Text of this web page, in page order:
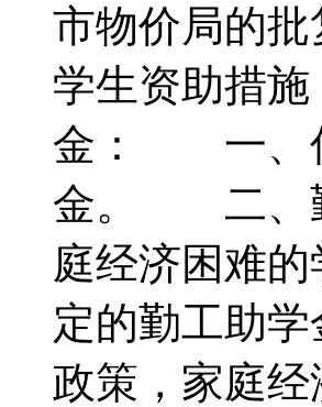
市物价局的
学生资助措
金： 一、优
金。 二、勤
庭经济困难
定的勤工助
政策，家庭